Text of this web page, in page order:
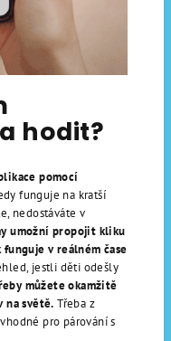
hodit?
pomocí
funguje na kratší
nedostáváte v
umožní propojit kliku
v reálném čase
jestli děti odešly
můžete okamžitě
světě. Třeba z
pro párování s